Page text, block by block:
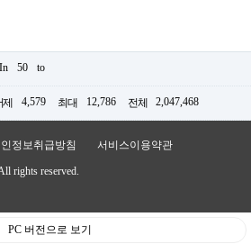
In 50 to
제 4,579 최대 12,786 전체 2,047,468
정보취급방침 서비스이용약관
rights reserved.
PC 버전으로 보기